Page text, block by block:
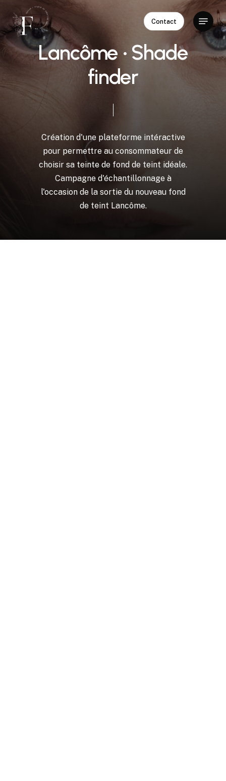
main
content
Contact
Menu
Lancôme • Shade
finder
Création d'une plateforme intéractive
pour permettre au consommateur de
choisir sa teinte de fond de teint idéale.
Campagne d'échantillonnage à
l'occasion de la sortie du nouveau fond
de teint Lancôme.
Close
Menu